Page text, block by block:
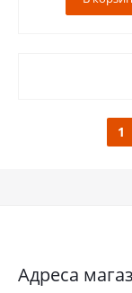
1
Адреса